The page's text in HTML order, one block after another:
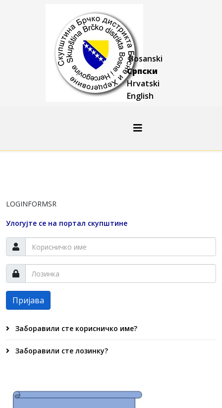
Bosanski
Српски
Hrvatski
English
LOGINFORMSR
Улогујте се на портал скупштине
Пријава
Заборавили сте корисничко име?
Заборавили сте лозинку?